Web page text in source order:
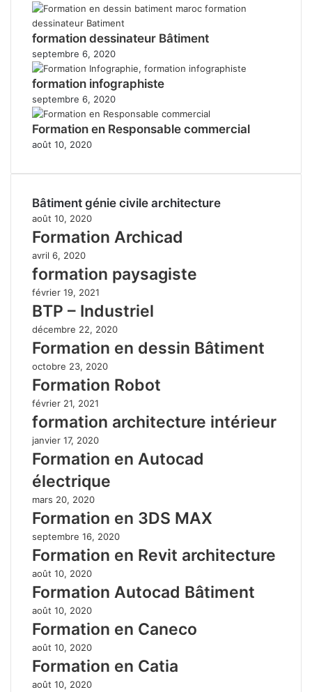
formation dessinateur Bâtiment
septembre 6, 2020
formation infographiste
septembre 6, 2020
Formation en Responsable commercial
août 10, 2020
Bâtiment génie civile architecture
août 10, 2020
Formation Archicad
avril 6, 2020
formation paysagiste
février 19, 2021
BTP – Industriel
décembre 22, 2020
Formation en dessin Bâtiment
octobre 23, 2020
Formation Robot
février 21, 2021
formation architecture intérieur
janvier 17, 2020
Formation en Autocad
électrique
mars 20, 2020
Formation en 3DS MAX
septembre 16, 2020
Formation en Revit architecture
août 10, 2020
Formation Autocad Bâtiment
août 10, 2020
Formation en Caneco
août 10, 2020
Formation en Catia
août 10, 2020